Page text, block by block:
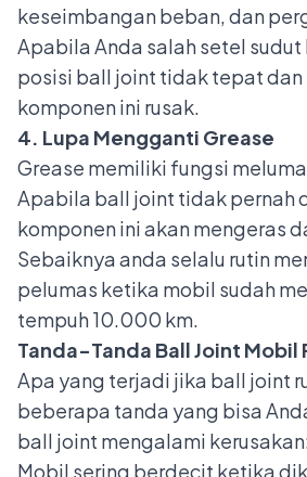
keseimbangan beban, dan
Apabila Anda salah setel
posisi ball joint tidak tepat
komponen ini rusak.
4. Lupa Mengganti Grease
Grease memiliki fungsi
Apabila ball joint tidak pernah
komponen ini akan mengeras
Sebaiknya anda selalu rutin
pelumas ketika mobil sudah
tempuh 10.000 km.
Tanda-Tanda Ball Joint Mobil
Apa yang terjadi jika ball joint
beberapa tanda yang bisa
ball joint mengalami
Mobil sering berdecit ketika